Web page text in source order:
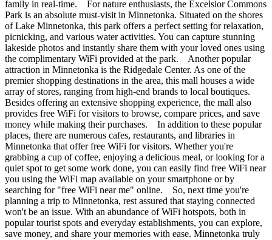
family in real-time. For nature enthusiasts, the Excelsior Commons
Park is an absolute must-visit in Minnetonka. Situated on the shores
of Lake Minnetonka, this park offers a perfect setting for relaxation,
picnicking, and various water activities. You can capture stunning
lakeside photos and instantly share them with your loved ones using
the complimentary WiFi provided at the park. Another popular
attraction in Minnetonka is the Ridgedale Center. As one of the
premier shopping destinations in the area, this mall houses a wide
array of stores, ranging from high-end brands to local boutiques.
Besides offering an extensive shopping experience, the mall also
provides free WiFi for visitors to browse, compare prices, and save
money while making their purchases. In addition to these popular
places, there are numerous cafes, restaurants, and libraries in
Minnetonka that offer free WiFi for visitors. Whether you're
grabbing a cup of coffee, enjoying a delicious meal, or looking for a
quiet spot to get some work done, you can easily find free WiFi near
you using the WiFi map available on your smartphone or by
searching for "free WiFi near me" online. So, next time you're
planning a trip to Minnetonka, rest assured that staying connected
won't be an issue. With an abundance of WiFi hotspots, both in
popular tourist spots and everyday establishments, you can explore,
save money, and share your memories with ease. Minnetonka truly